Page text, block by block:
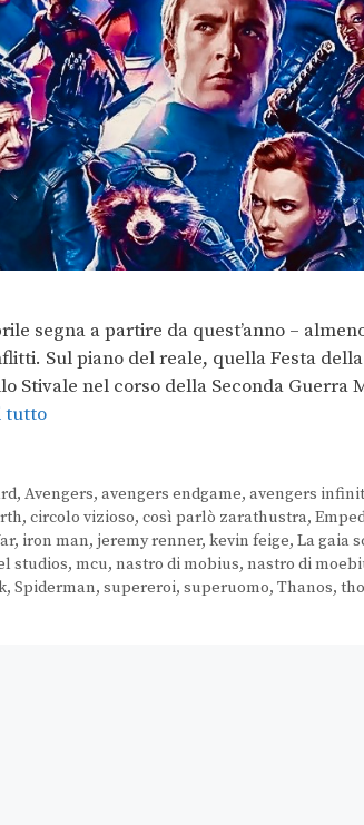
segna a partire da quest’anno –
Sul piano del reale, quella Festa
Stivale nel corso della Seconda Guerra
tutto
, Avengers, avengers endgame, avengers
, circolo vizioso, così parlò zarathustra,
, iron man, jeremy renner, kevin feige, La gaia
studios, mcu, nastro di mobius, nastro di
, Spiderman, supereroi, superuomo, Thanos,